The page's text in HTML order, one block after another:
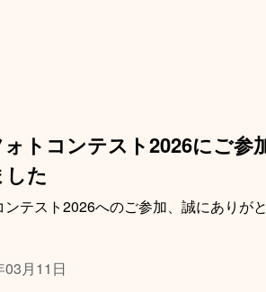
トコンテスト2026にご参
た
テスト2026へのご参加、誠にありが
03月11日